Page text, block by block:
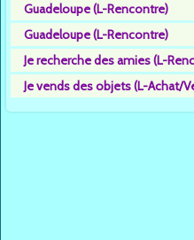
Guadeloupe (L-Rencontre)
Guadeloupe (L-Rencontre)
Je recherche des amies (L-
Je vends des objets (L-Achat/